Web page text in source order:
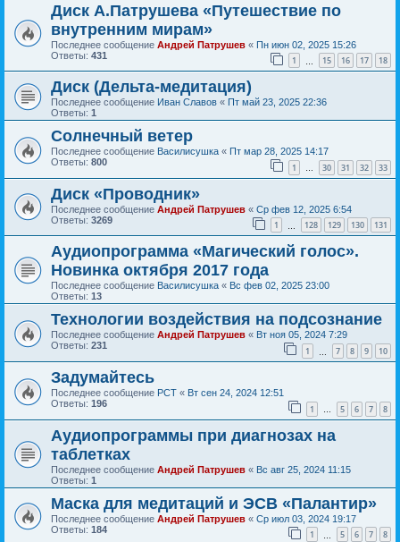
Диск А.Патрушева «Путешествие по
внутренним мирам»
Последнее сообщение Андрей Патрушев « Пн июн 02, 2025 15:26
Ответы: 431 1 15 16 17 18
Диск (Дельта-медитация)
Последнее сообщение Иван Славов « Пт май 23, 2025 22:36
Ответы: 1
Солнечный ветер
Последнее сообщение Василисушка « Пт мар 28, 2025 14:17
Ответы: 800 1 … 30 31 32 33
Диск «Проводник»
Последнее сообщение Андрей Патрушев « Ср фев 12, 2025 6:54
Ответы: 3269 1 128 129 130 131
Аудиопрограмма «Магический голос».
Новинка октября 2017 года
Последнее сообщение Василисушка « Вс фев 02, 2025 23:00
Ответы: 13
Технологии воздействия на подсознание
Последнее сообщение Андрей Патрушев « Вт ноя 05, 2024 7:29
Ответы: 231 1 7 8 9 10
Задумайтесь
Последнее сообщение РСТ « Вт сен 24, 2024 12:51
Ответы: 196 1 … 5 6 7 8
Аудиопрограммы при диагнозах на
таблетках
Последнее сообщение Андрей Патрушев « Вс авг 25, 2024 11:15
Ответы: 1
Маска для медитаций и ЭСВ «Палантир»
Последнее сообщение Андрей Патрушев « Ср июл 03, 2024 19:17
Ответы: 184 1 5 6 7 8